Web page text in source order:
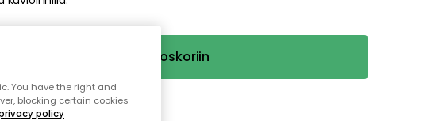
muualle. Pahoittelemme
yllä olevasta valikosta tai
You have the right and
blocking certain cookies
policy